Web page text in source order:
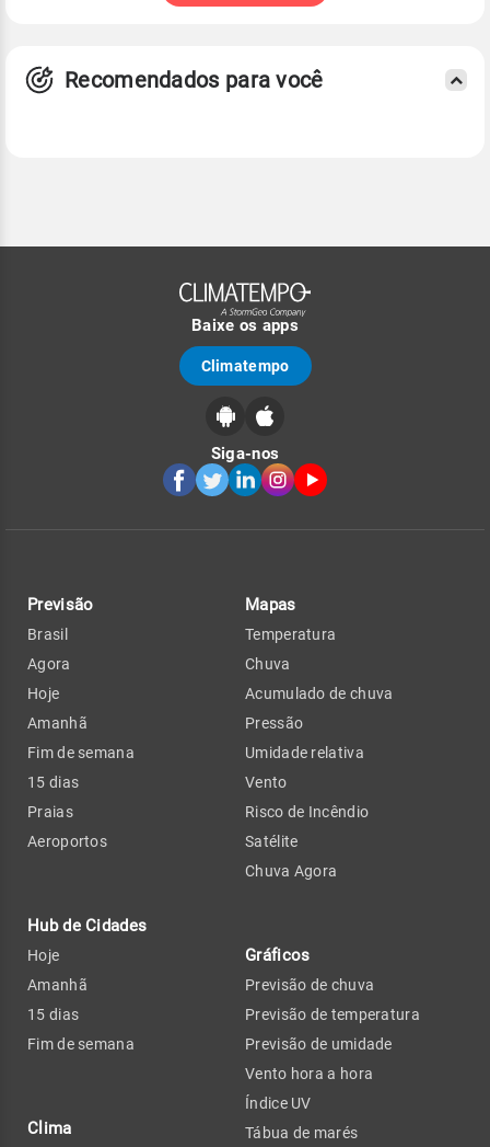
Recomendados para você
Baixe os apps
Climatempo
Siga-nos
Previsão
Brasil
Agora
Hoje
Amanhã
Fim de semana
15 dias
Praias
Aeroportos
Hub de Cidades
Hoje
Amanhã
15 dias
Fim de semana
Clima
Mapas
Temperatura
Chuva
Acumulado de chuva
Pressão
Umidade relativa
Vento
Risco de Incêndio
Satélite
Chuva Agora
Gráficos
Previsão de chuva
Previsão de temperatura
Previsão de umidade
Vento hora a hora
Índice UV
Tábua de marés